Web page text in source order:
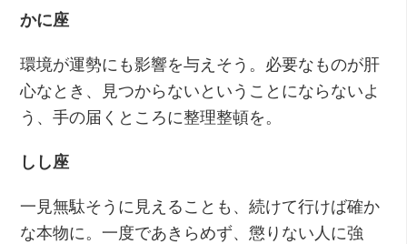
かに座
環境が運勢にも影響を与えそう。必要なものが肝
心なとき、見つからないということにならないよ
う、手の届くところに整理整頓を。
しし座
一見無駄そうに見えることも、続けて行けば確か
な本物に。一度であきらめず、懲りない人に強